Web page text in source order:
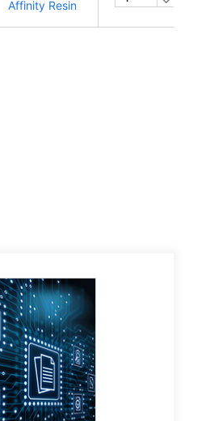
Affinity Resin